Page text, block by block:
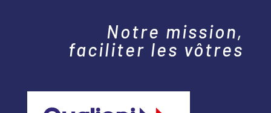
Notre mission,
faciliter les vôtres